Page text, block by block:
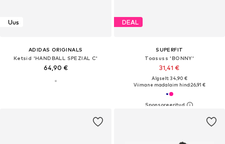
Uus
ADIDAS ORIGINALS
Ketsid 'HANDBALL SPEZIAL C'
64,90 €
DEAL
SUPERFIT
Toasuss 'BONNY'
31,41 €
Algselt: 34,90 €
Viimane madalaim hind:26,91 €